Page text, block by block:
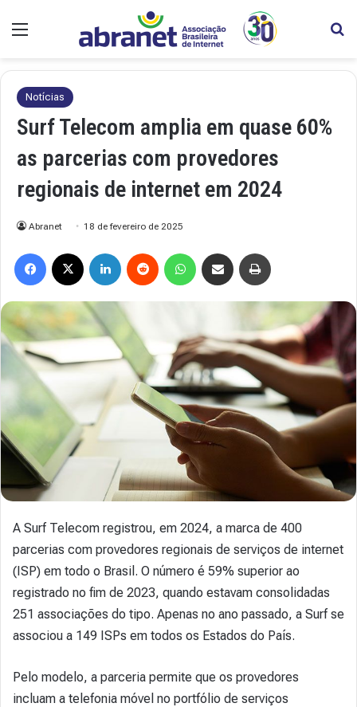
Notícias
Surf Telecom amplia em quase 60%
as parcerias com provedores
regionais de internet em 2024
Abranet 18 de fevereiro de 2025
A Surf Telecom registrou, em 2024, a marca de 400
parcerias com provedores regionais de serviços de internet
(ISP) em todo o Brasil. O número é 59% superior ao
registrado no fim de 2023, quando estavam consolidadas
251 associações do tipo. Apenas no ano passado, a Surf se
associou a 149 ISPs em todos os Estados do País.
Pelo modelo, a parceria permite que os provedores
incluam a telefonia móvel no portfólio de serviços